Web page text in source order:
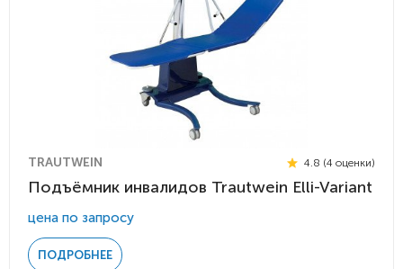
TRAUTWEIN 4.8 (4 оценки)
Подъёмник инвалидов Trautwein Elli-Variant
цена по запросу
ПОДРОБНЕЕ